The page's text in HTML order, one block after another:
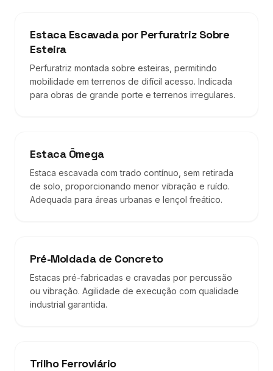
Estaca Escavada por Perfuratriz Sobre
Esteira
Perfuratriz montada sobre esteiras, permitindo
mobilidade em terrenos de difícil acesso. Indicada
para obras de grande porte e terrenos irregulares.
Estaca Ômega
Estaca escavada com trado contínuo, sem retirada
de solo, proporcionando menor vibração e ruído.
Adequada para áreas urbanas e lençol freático.
Pré-Moldada de Concreto
Estacas pré-fabricadas e cravadas por percussão
ou vibração. Agilidade de execução com qualidade
industrial garantida.
Trilho Ferroviário